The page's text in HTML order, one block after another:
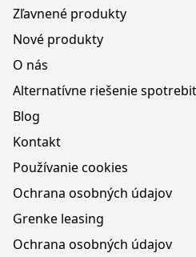
Zľavnené produkty
Nové produkty
O nás
Alternatívne riešenie
Blog
Kontakt
Používanie cookies
Ochrana osobných údajov
Grenke leasing
Ochrana osobných údajov